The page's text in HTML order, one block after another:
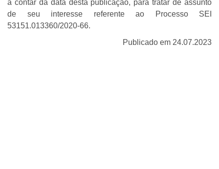
a contar da data desta publicação, para tratar de assunto
de seu interesse referente ao Processo SEI
53151.013360/2020-66.
Publicado em 24.07.2023